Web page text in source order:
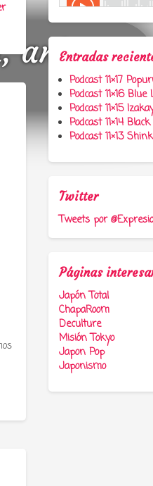
anime y
Entradas
Podcast 11×17
Podcast 11×16 Blue
Podcast 11×15
Podcast 11×14
Podcast 11×13
Twitter
Tweets por
Páginas
Japón Total
ChapaRoom
Deculture
Misión Tokyo
Japon Pop
Japonismo